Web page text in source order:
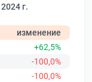
г.
изменение
+62,5%
-100,0%
-100,0%